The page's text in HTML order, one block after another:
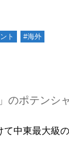
ト #海外
のポテンシ
中東最大級